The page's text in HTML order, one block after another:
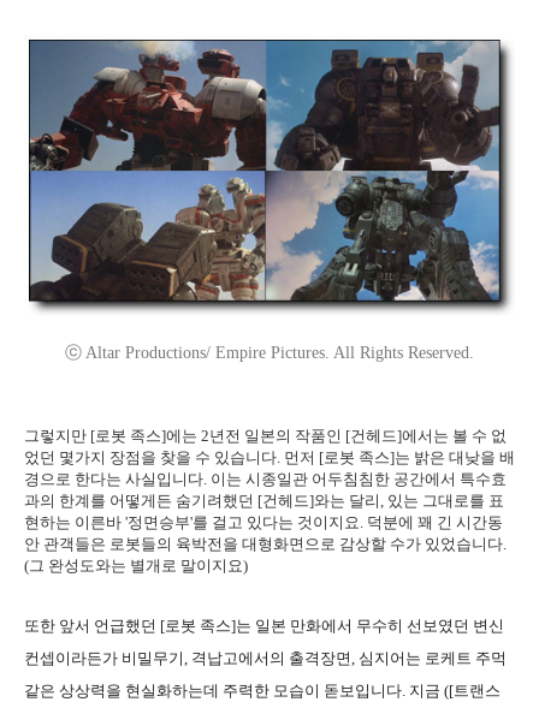
ⓒ Altar Productions/ Empire Pictures. All Rights Reserved.
그렇지만 [로봇 족스]에는 2년전 일본의 작품인 [건헤드]에서는 볼 수 없
었던 몇가지 장점을 찾을 수 있습니다. 먼저 [로봇 족스]는 밝은 대낮을 배
경으로 한다는 사실입니다. 이는 시종일관 어두침침한 공간에서 특수효
과의 한계를 어떻게든 숨기려했던 [건헤드]와는 달리, 있는 그대로를 표
현하는 이른바 '정면승부'를 걸고 있다는 것이지요. 덕분에 꽤 긴 시간동
안 관객들은 로봇들의 육박전을 대형화면으로 감상할 수가 있었습니다.
(그 완성도와는 별개로 말이지요)
또한 앞서 언급했던 [로봇 족스]는 일본 만화에서 무수히 선보였던 변신
컨셉이라든가 비밀무기, 격납고에서의 출격장면, 심지어는 로케트 주먹
같은 상상력을 현실화하는데 주력한 모습이 돋보입니다. 지금 ([트랜스